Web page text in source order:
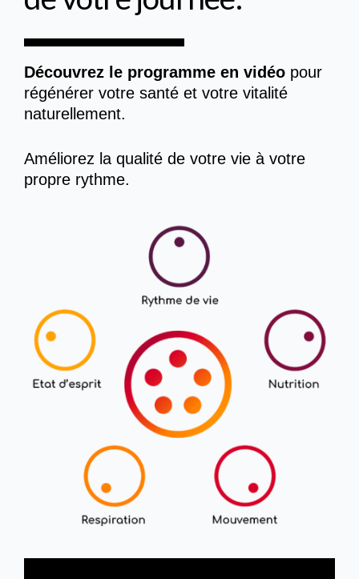
Découvrez le programme en vidéo pour
régénérer votre santé et votre vitalité
naturellement.
Améliorez la qualité de votre vie à votre
propre rythme.